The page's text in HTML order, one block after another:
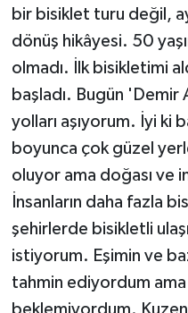
bir bisiklet turu değil,
dönüş hikâyesi. 50
olmadı. İlk bisikletimi
başladı. Bugün
yolları aşıyorum. İyi ki
boyunca çok güzel
oluyor ama doğası ve
İnsanların daha fazla
şehirlerde bisikletli
istiyorum. Eşimin ve
tahmin ediyordum
beklemiyordum.